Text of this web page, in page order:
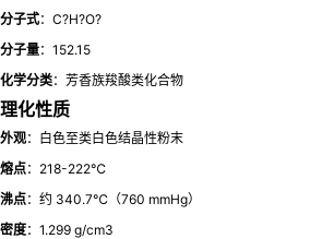
分子式：C?H?O?
分子量：152.15
化学分类：芳香族羧酸类化合物
理化性质
外观：白色至类白色结晶性粉末
熔点：218-222℃
沸点：约 340.7℃（760 mmHg）
密度：1.299 g/cm3